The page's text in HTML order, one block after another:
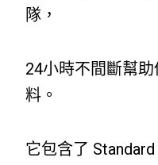
隊，
24小時不間斷幫
料。
它包含了